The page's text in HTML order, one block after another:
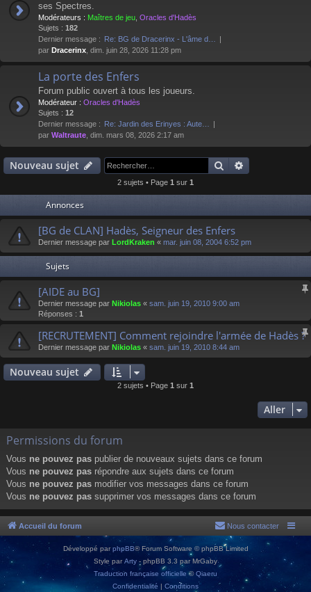
ses Spectres.
Modérateurs : Maîtres de jeu Oracles d'Hadès
Sujets : 182
Dernier message : Re: BG de Dracerinx - L'âme d…
par Dracerinx , dim. juin 28, 2026 11:28 pm
La porte des Enfers
Forum public ouvert à tous les joueurs.
Modérateur : Oracles d'Hadès
Sujets : 12
Dernier message : Re: Jardin des Erinyes : Aute…
par Waltraute , dim. mars 08, 2026 2:17 am
Nouveau sujet Rechercher
2 sujets • Page 1 sur 1
Annonces
[BG de CLAN] Hadès, Seigneur des Enfers
Dernier message par LordKraken « mar. juin 08, 2004 6:52 pm
Sujets
[AIDE au BG]
Dernier message par Nikiolas « sam. juin 19, 2010 9:00 am
Réponses : 1
[RECRUTEMENT] Comment rejoindre l'armée de Hadès ?
Dernier message par Nikiolas « sam. juin 19, 2010 8:44 am
Nouveau sujet
2 sujets • Page 1 sur 1
Aller
Permissions du forum
Vous ne pouvez pas publier de nouveaux sujets dans ce forum
Vous ne pouvez pas répondre aux sujets dans ce forum
Vous ne pouvez pas modifier vos messages dans ce forum
Vous ne pouvez pas supprimer vos messages dans ce forum
Accueil du forum Nous contacter
Développé par phpBB® Forum Software © phpBB Limited
Style par Arty - phpBB 3.3 par MrGaby
Traduction française officielle ©Qiaeru
Confidentialité | Conditions